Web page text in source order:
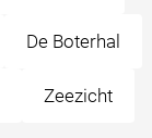
De Boterhal
Zeezicht